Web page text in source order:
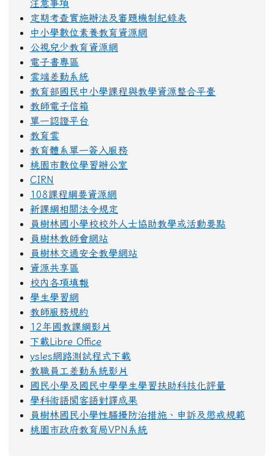
注意事項
定期考查實施辦法及審題機制紀錄表
中小學數位素養教育資源網
公視兒少教育資源網
電子書專區
雲端差勤系統
教育部國民中小學課程與教學資源整合平臺
教師電子信箱
單一認證平台
教育雲
教育體系單一簽入服務
桃園市數位學習辦公室
CIRN
108課程綱要資源網
新課綱相關法令規定
員樹林國小學校校外人士協助教學或活動要點
員樹林教師會網站
員樹林交通安全教學網站
資源共享區
校內各項填報
學生學習網
教師服務規約
12年國教課綱影片
下載Libre Office
ysles網路測試程式下載
教職員工差勤系統影片
國民小學及國民中學學生學習扶助科技化評量
學科術語閩客語對譯成果
員樹林國民小學性騷擾防治措施、申訴及懲戒規範
桃園市政府教育局VPN系統